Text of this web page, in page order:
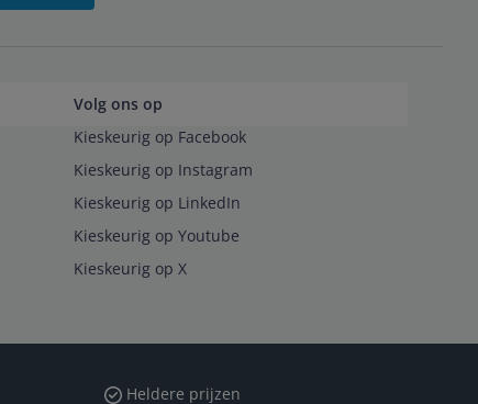
Volg ons op
Kieskeurig op Facebook
Kieskeurig op Instagram
Kieskeurig op LinkedIn
Kieskeurig op Youtube
Kieskeurig op X
Heldere prijzen